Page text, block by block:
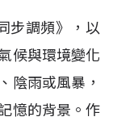
步調頻》，以
候與環境變化
陰雨或風暴，
憶的背景。作